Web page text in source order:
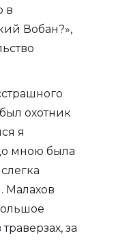
в
Вобан?»,
охотник
я
мною была
Малахов
за